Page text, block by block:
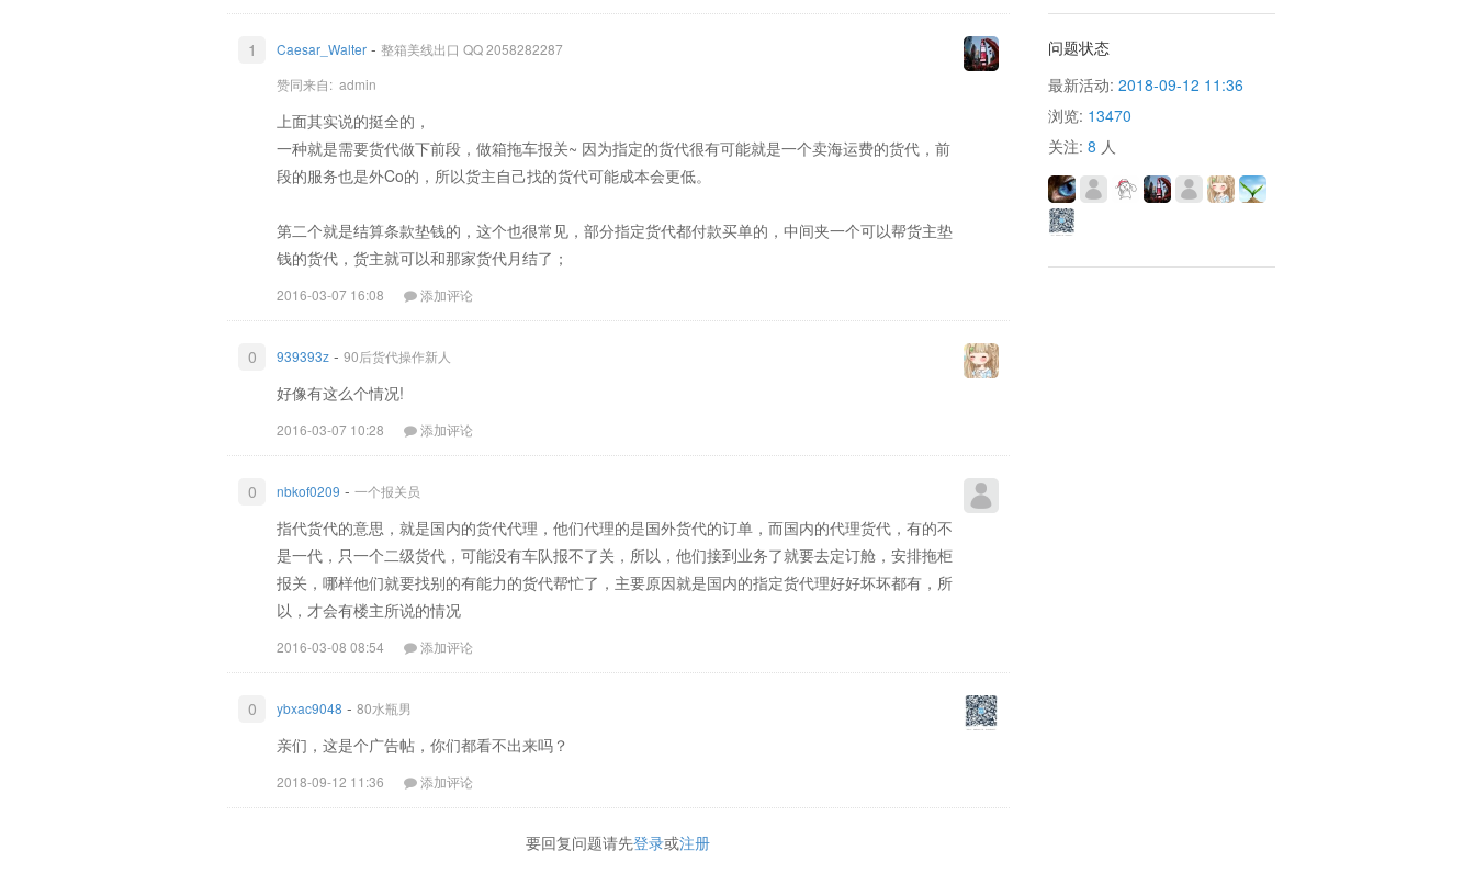
1 Caesar_Walter - 整箱美线出口 QQ 2058282287
赞同来自: admin
上面其实说的挺全的，
一种就是需要货代做下前段，做箱拖车报关~ 因为指定的货代很有可能就是一个卖海运费的货代，前
段的服务也是外Co的，所以货主自己找的货代可能成本会更低。
第二个就是结算条款垫钱的，这个也很常见，部分指定货代都付款买单的，中间夹一个可以帮货主垫
钱的货代，货主就可以和那家货代月结了；
2016-03-07 16:08 添加评论
0 939393z - 90后货代操作新人
好像有这么个情况!
2016-03-07 10:28 添加评论
0 nbkof0209 - 一个报关员
指代货代的意思，就是国内的货代代理，他们代理的是国外货代的订单，而国内的代理货代，有的不
是一代，只一个二级货代，可能没有车队报不了关，所以，他们接到业务了就要去定订舱，安排拖柜
报关，哪样他们就要找别的有能力的货代帮忙了，主要原因就是国内的指定货代理好好坏坏都有，所
以，才会有楼主所说的情况
2016-03-08 08:54 添加评论
0 ybxac9048 - 80水瓶男
亲们，这是个广告帖，你们都看不出来吗？
2018-09-12 11:36 添加评论
要回复问题请先登录或注册
问题状态
最新活动: 2018-09-12 11:36
浏览: 13470
关注: 8 人